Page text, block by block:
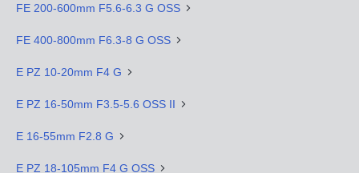
FE 200-600mm F5.6-6.3 G OSS
FE 400-800mm F6.3-8 G OSS
E PZ 10-20mm F4 G
E PZ 16-50mm F3.5-5.6 OSS II
E 16-55mm F2.8 G
E PZ 18-105mm F4 G OSS